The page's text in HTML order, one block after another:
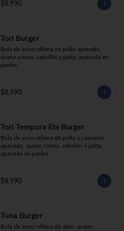
$8.990
Tori Burger
Bola de arroz rellena de pollo apanado,
queso crema, cebollín y palta, apanada en
panko.
$8.990
Tori Tempura Ebi Burger
Bola de arroz rellena de pollo y camarón
apanado, queso crema, cebollín y palta,
apanada en panko.
$8.990
Tuna Burger
Bola de arroz rellena de atún, queso